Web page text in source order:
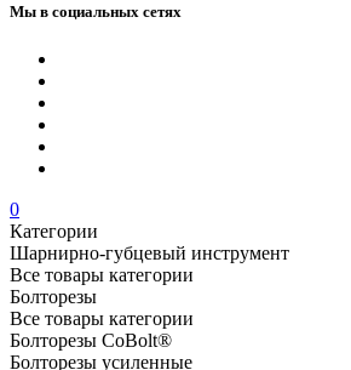
Мы в социальных сетях
0
Категории
Шарнирно-губцевый инструмент
Все товары категории
Болторезы
Все товары категории
Болторезы CoBolt®
Болторезы усиленные